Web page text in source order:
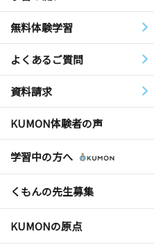
無料体験学習
よくあるご質問
資料請求
KUMON体験者の声
学習中の方へ
くもんの先生募集
KUMONの原点